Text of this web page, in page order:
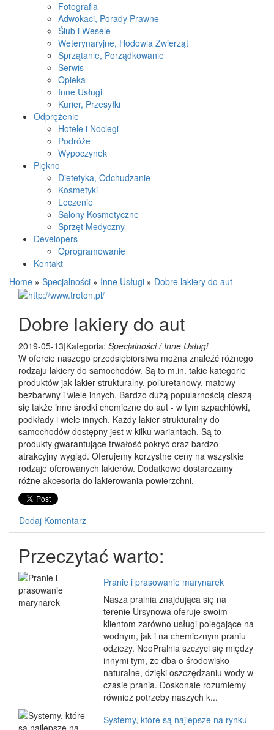
Fotografia
Adwokaci, Porady Prawne
Ślub i Wesele
Weterynaryjne, Hodowla Zwierząt
Sprzątanie, Porządkowanie
Serwis
Opieka
Inne Usługi
Kurier, Przesyłki
Odprężenie
Hotele i Noclegi
Podróże
Wypoczynek
Piękno
Dietetyka, Odchudzanie
Kosmetyki
Leczenie
Salony Kosmetyczne
Sprzęt Medyczny
Developers
Oprogramowanie
Kontakt
Home » Specjalności » Inne Usługi » Dobre lakiery do aut
Dobre lakiery do aut
2019-05-13|Kategoria: Specjalności / Inne Usługi
W ofercie naszego przedsiębiorstwa można znaleźć różnego
rodzaju lakiery do samochodów. Są to m.in. takie kategorie
produktów jak lakier strukturalny, poliuretanowy, matowy
bezbarwny i wiele innych. Bardzo dużą popularnością cieszą
się także inne środki chemiczne do aut - w tym szpachlówki,
podkłady i wiele innych. Każdy lakier strukturalny do
samochodów dostępny jest w kilku wariantach. Są to
produkty gwarantujące trwałość pokryć oraz bardzo
atrakcyjny wygląd. Oferujemy korzystne ceny na wszystkie
rodzaje oferowanych lakierów. Dodatkowo dostarczamy
różne akcesoria do lakierowania powierzchni.
Dodaj Komentarz
Przeczytać warto:
Pranie i prasowanie marynarek
Nasza pralnia znajdująca się na
terenie Ursynowa oferuje swoim
klientom zarówno usługi polegające na
wodnym, jak i na chemicznym praniu
odzieży. NeoPralnia szczyci się między
innymi tym, że dba o środowisko
naturalne, dzięki oszczędzaniu wody w
czasie prania. Doskonale rozumiemy
również potrzeby naszych k...
Systemy, które są najlepsze na rynku